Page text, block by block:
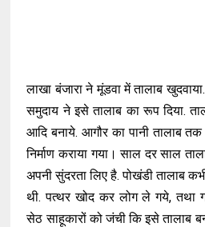
लाखा बंजारा ने मूंडवा में तालाब
समुदाय ने इसे तालाब का रूप दिया.
आदि बनाये. आगौर का पानी तालाब
निर्माण कराया गया। साल दर साल
अपनी सुंदरता लिए है. पोखंडी तालाब
थी. पत्थर खोद कर लोग ले गये, तथा
सेठ साहूकारों को जंची कि इसे तालाब